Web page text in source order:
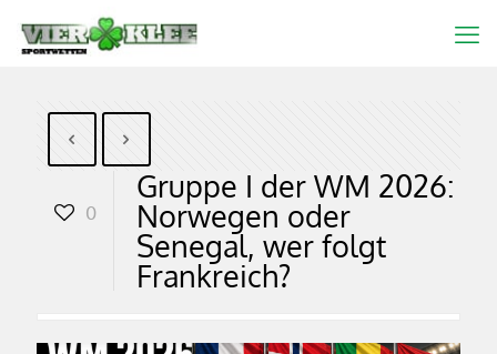
0
Gruppe I der WM 2026:
Norwegen oder
Senegal, wer folgt
Frankreich?